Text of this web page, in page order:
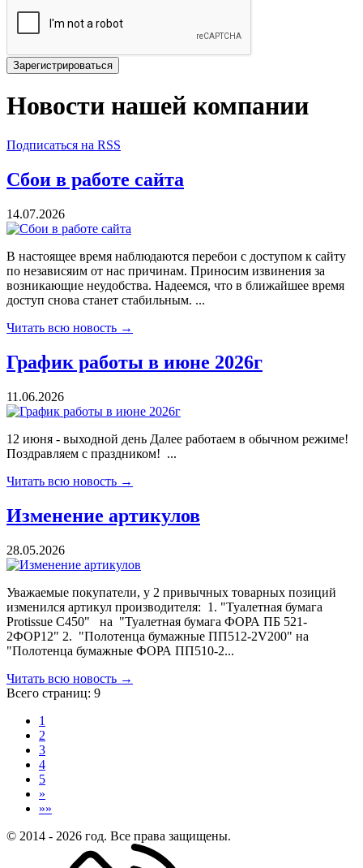
Зарегистрироваться
Новости нашей компании
Подписаться на RSS
Сбои в работе сайта
14.07.2026
В настоящее время наблюдаются перебои с доступом к сайту
по независяим от нас причинам. Приносим извинения за
возникающие неудобства. Надеемся, что в ближайшее время
доступ снова станет стабильным. ...
Читать всю новость →
График работы в июне 2026г
11.06.2026
12 июня - выходной день Далее работаем в обычном режиме!
Поздравляем с праздником! ...
Читать всю новость →
Изменение артикулов
28.05.2026
Уважаемые покупатели, у 2 привычных товарных позиций
изменился артикул производителя: 1. "Туалетная бумага
Protissue С450" на "Туалетная бумага ФОРА ПБ 521-
2ФОР12" 2. "Полотенца бумажные ПП512-2V200" на
"Полотенца бумажные ФОРА ПП510-2...
Читать всю новость →
Всего страниц: 9
1
2
3
4
5
»
»»
© 2014 - 2026 год. Все права защищены.